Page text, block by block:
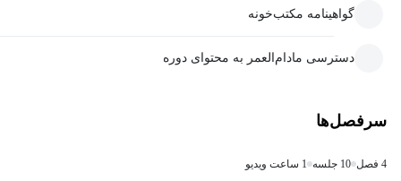
گواهینامه مکتب‌خونه
دسترسی مادام‌العمر به محتوای دوره
سرفصل‌ها
4 فصل 10 جلسه 1 ساعت ویدیو